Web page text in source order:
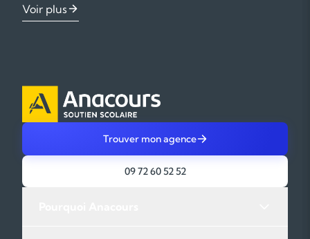
SOUTIEN SCOLAIRE À RUMILLY
SOUTIEN SCOLAIRE À CRAN GEVRIER
COURS PARTICULIERS DE MATHÉMATIQUES À ST JORIOZ
COURS PARTICULIERS DE PHYSIQUE-CHIMIE À ST JORIOZ
Voir plus
Trouver mon agence
09 72 60 52 52